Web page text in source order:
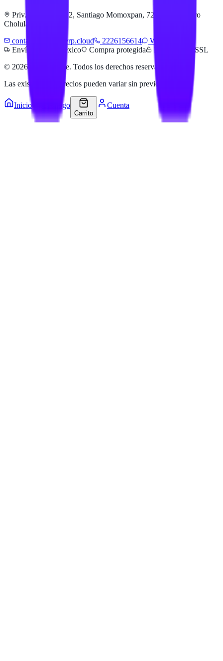
Priv. Alejandra 512, Santiago Momoxpan, 72775 San Pedro
Cholula, Pue.
contacto@hailanerp.cloud
2226156614
WhatsApp
Envíos a todo México
Compra protegida
Pago seguro SSL
© 2026 Hailan Store. Todos los derechos reservados.
Las existencias y precios pueden variar sin previo aviso.
Inicio Catálogo
Carrito
Cuenta